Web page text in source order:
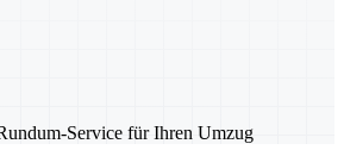
Service für Ihren Umzug